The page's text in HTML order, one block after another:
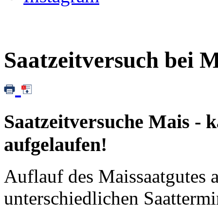
Saatzeitversuch bei
Saatzeitversuche Mais -
aufgelaufen!
Auflauf des Maissaatgutes
unterschiedlichen